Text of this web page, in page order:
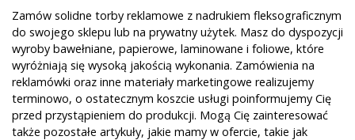
Zamów solidne torby reklamowe z nadrukiem fleksograficznym
do swojego sklepu lub na prywatny użytek. Masz do dyspozycji
wyroby bawełniane, papierowe, laminowane i foliowe, które
wyróżniają się wysoką jakością wykonania. Zamówienia na
reklamówki oraz inne materiały marketingowe realizujemy
terminowo, o ostatecznym koszcie usługi poinformujemy Cię
przed przystąpieniem do produkcji. Mogą Cię zainteresować
także pozostałe artykuły, jakie mamy w ofercie, takie jak